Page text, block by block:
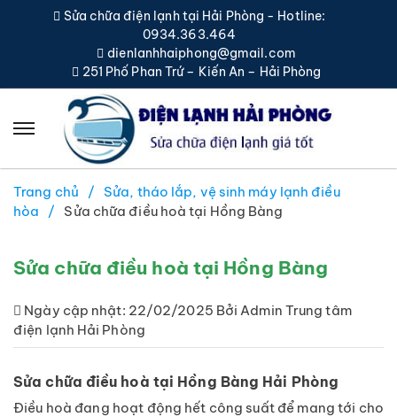
Sửa chữa điện lạnh tại Hải Phòng - Hotline:
0934.363.464
dienlanhhaiphong@gmail.com
251 Phố Phan Trứ – Kiến An – Hải Phòng
Trang chủ
Sửa, tháo lắp, vệ sinh máy lạnh điều
hòa
Sửa chữa điều hoà tại Hồng Bàng
Sửa chữa điều hoà tại Hồng Bàng
Ngày cập nhật: 22/02/2025 Bởi Admin Trung tâm
điện lạnh Hải Phòng
Sửa chữa điều hoà tại Hồng Bàng Hải Phòng
Điều hoà đang hoạt động hết công suất để mang tới cho